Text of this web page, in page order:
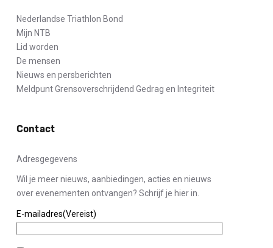
Nederlandse Triathlon Bond
Mijn NTB
Lid worden
De mensen
Nieuws en persberichten
Meldpunt Grensoverschrijdend Gedrag en Integriteit
Contact
Adresgegevens
Wil je meer nieuws, aanbiedingen, acties en nieuws
over evenementen ontvangen? Schrijf je hier in.
E-mailadres(Vereist)